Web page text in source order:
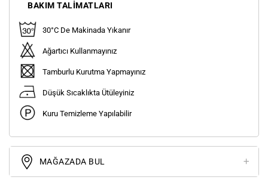
BAKIM TALIMATLARI
30°C De Makinada Yıkanır
Ağartıcı Kullanmayınız
Tamburlu Kurutma Yapmayınız
Düşük Sıcaklıkta Ütüleyiniz
Kuru Temizleme Yapılabilir
MAĞAZADA BUL